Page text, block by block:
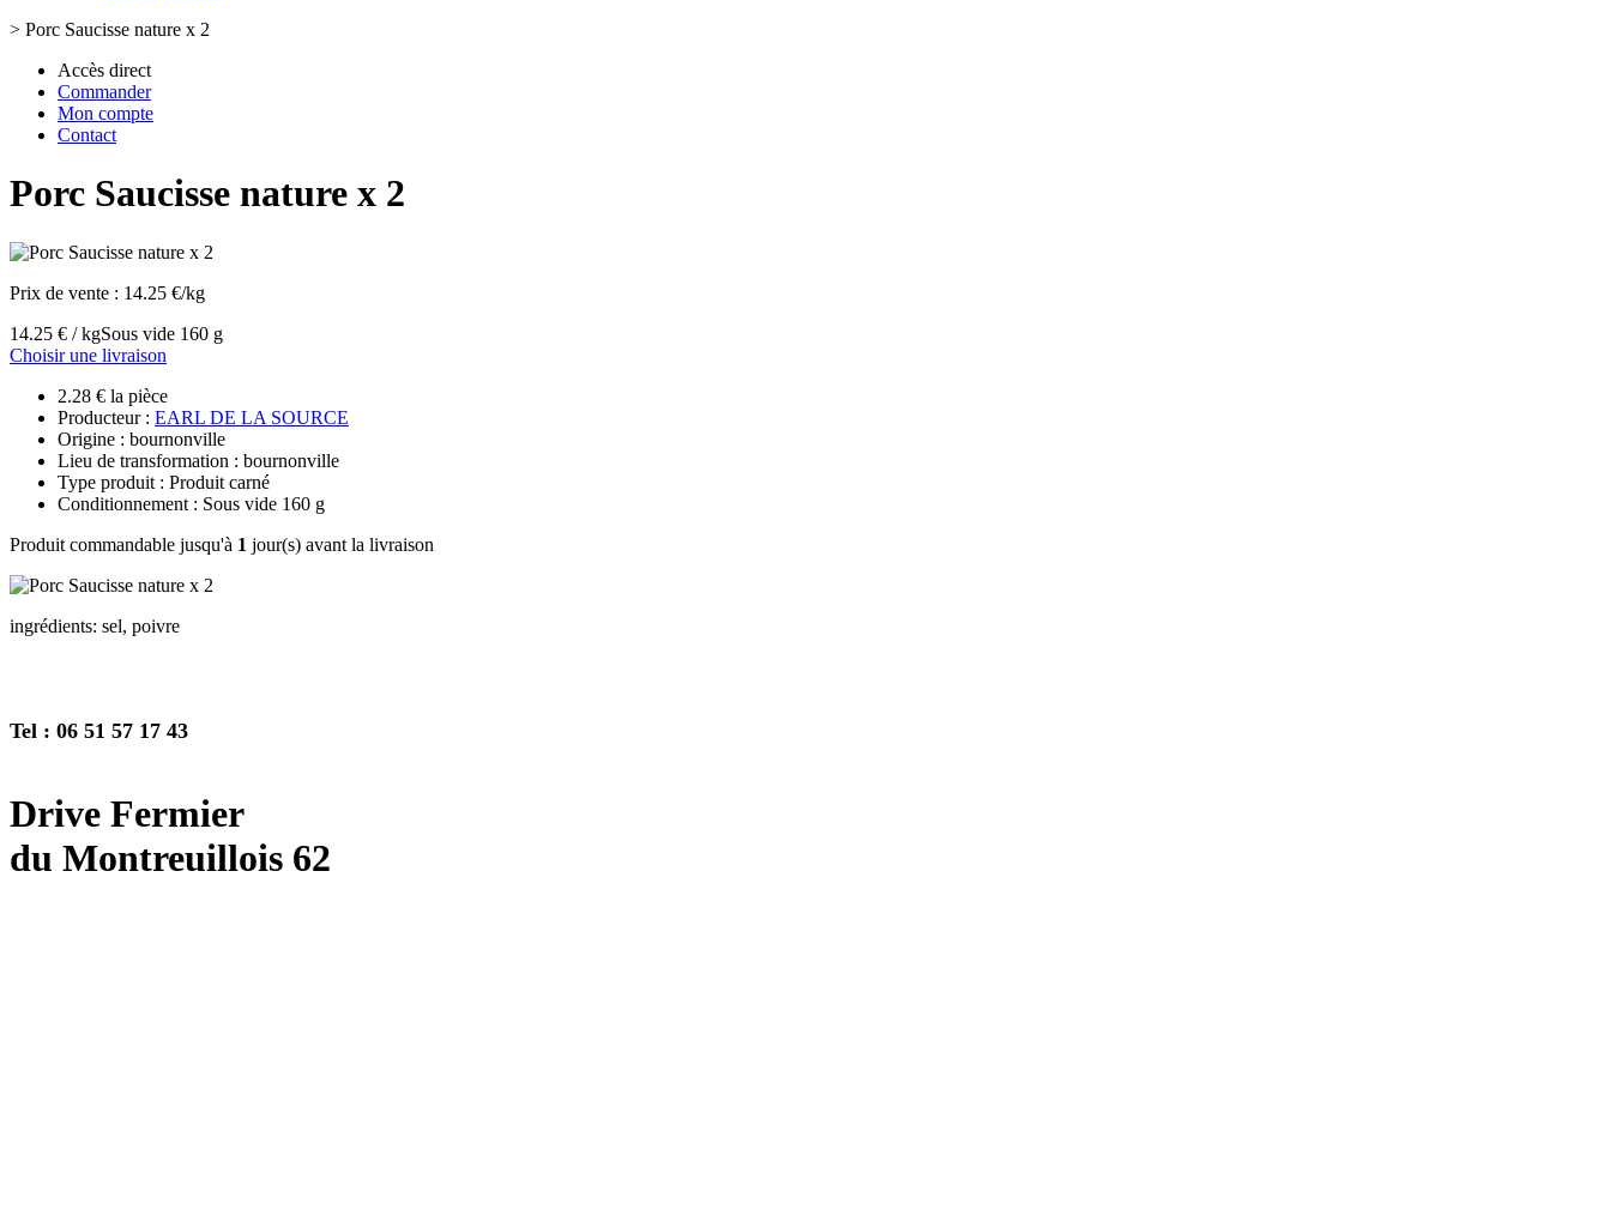
> Porc Saucisse nature x 2
Accès direct
Commander
Mon compte
Contact
Porc Saucisse nature x 2
Prix de vente : 14.25 €/kg
14.25 € / kgSous vide 160 g
Choisir une livraison
2.28 € la pièce
Producteur : EARL DE LA SOURCE
Origine : bournonville
Lieu de transformation : bournonville
Type produit : Produit carné
Conditionnement : Sous vide 160 g
Produit commandable jusqu'à 1 jour(s) avant la livraison
ingrédients: sel, poivre
Tel : 06 51 57 17 43
Drive Fermier
du Montreuillois 62